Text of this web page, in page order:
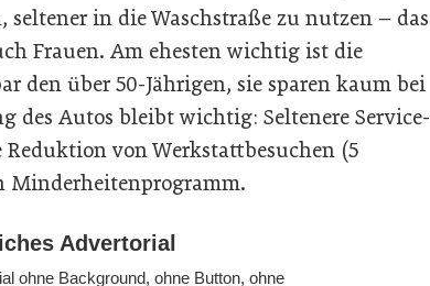
in die Waschstraße zu nutzen – das
Frauen. Am ehesten wichtig ist die
den über 50-Jährigen, sie sparen kaum bei
des Autos bleibt wichtig: Seltenere Service-
von Werkstattbesuchen (5
Minderheitenprogramm.
Advertorial
ohne Background, ohne Button, ohne